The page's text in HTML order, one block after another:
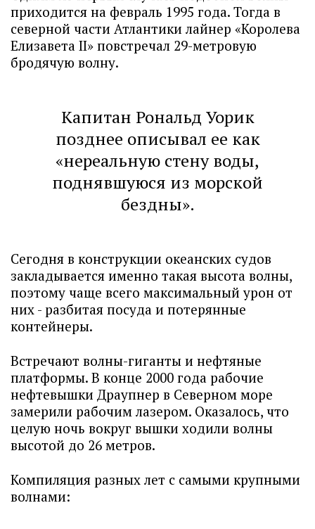
приходится на февраль 1995 года. Тогда в
северной части Атлантики лайнер «Королева
Елизавета II» повстречал 29-метровую
бродячую волну.
Капитан Рональд Уорик
позднее описывал ее как
«нереальную стену воды,
поднявшуюся из морской
бездны».
Сегодня в конструкции океанских судов
закладывается именно такая высота волны,
поэтому чаще всего максимальный урон от
них - разбитая посуда и потерянные
контейнеры.
Встречают волны-гиганты и нефтяные
платформы. В конце 2000 года рабочие
нефтевышки Драупнер в Северном море
замерили рабочим лазером. Оказалось, что
целую ночь вокруг вышки ходили волны
высотой до 26 метров.
Компиляция разных лет с самыми крупными
волнами: